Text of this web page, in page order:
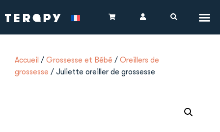
Accueil / Grossesse et Bébé / Oreillers de
grossesse / Juliette oreiller de grossesse